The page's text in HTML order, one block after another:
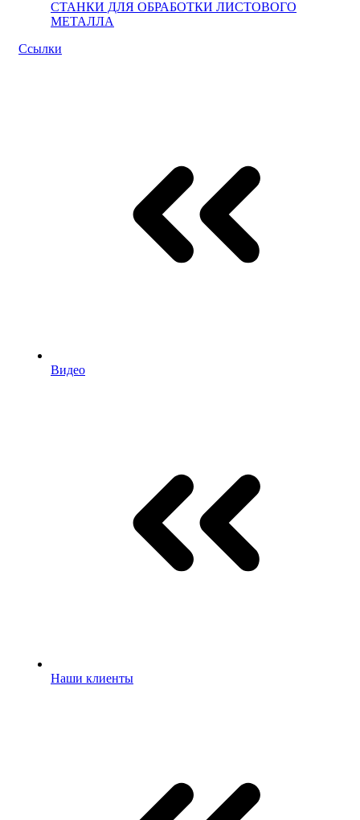
СТАНКИ ДЛЯ ОБРАБОТКИ ЛИСТОВОГО
МЕТАЛЛА
Ссылки
Видео
Наши клиенты